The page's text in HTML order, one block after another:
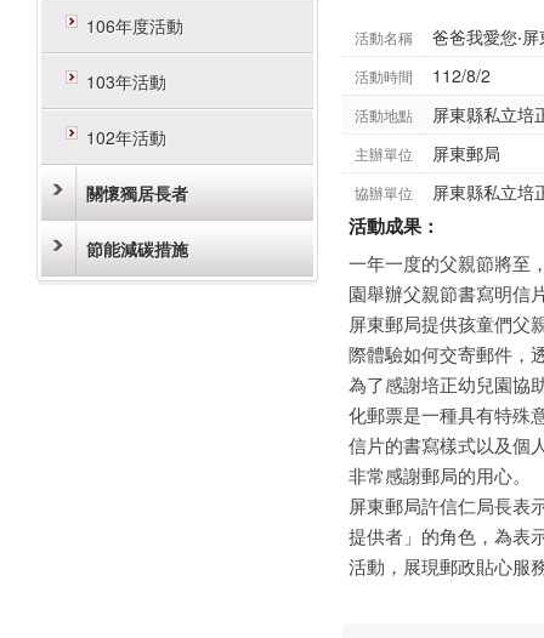
106年度活動
103年活動
102年活動
關懷獨居長者
節能減碳措施
活動名稱 爸爸我愛您‧
活動時間 112/8/2
活動地點 屏東縣私立培
主辦單位 屏東郵局
協辦單位 屏東縣私立培
活動成果：
一年一度的父親節將至
園舉辦父親節書寫明信
屏東郵局提供孩童們父
際體驗如何交寄郵件，
為了感謝培正幼兒園協
化郵票是一種具有特殊
信片的書寫樣式以及個
非常感謝郵局的用心。
屏東郵局許信仁局長表
提供者」的角色，為表
活動，展現郵政貼心服